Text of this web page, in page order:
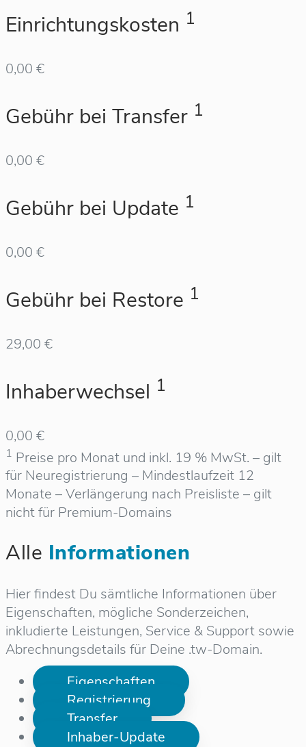
Einrichtungskosten 1
0,00 €
Gebühr bei Transfer 1
0,00 €
Gebühr bei Update 1
0,00 €
Gebühr bei Restore 1
29,00 €
Inhaberwechsel 1
0,00 €
1 Preise pro Monat und inkl. 19 % MwSt. – gilt
für Neuregistrierung – Mindestlaufzeit 12
Monate – Verlängerung nach Preisliste – gilt
nicht für Premium-Domains
Alle Informationen
Hier findest Du sämtliche Informationen über
Eigenschaften, mögliche Sonderzeichen,
inkludierte Leistungen, Service & Support sowie
Abrechnungsdetails für Deine .tw-Domain.
Eigenschaften
Registrierung
Transfer
Inhaber-Update